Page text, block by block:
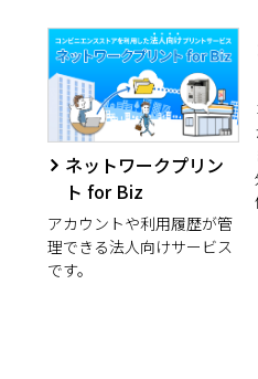
ネットワークプリン
ト for Biz
アカウントや利用履歴が管
理できる法人向けサービス
です。